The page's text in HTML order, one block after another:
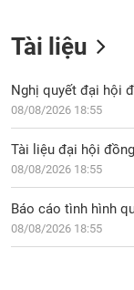
Tài liệu
Nghị quyết đại hội
08/08/2026 18:55
Tài liệu đại hội
08/08/2026 18:55
Báo cáo tình hình
08/08/2026 18:55